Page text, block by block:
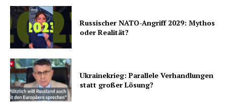
Russischer NATO-Angriff 2029: Mythos
oder Realität?
Ukrainekrieg: Parallele Verhandlungen
statt großer Lösung?